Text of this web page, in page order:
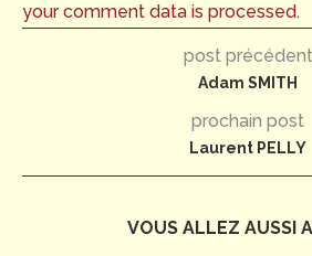
your comment data is processed.
post précédent
Adam SMITH
prochain post
Laurent PELLY
VOUS ALLEZ AUSSI